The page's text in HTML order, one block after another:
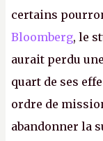
certains
Bloomberg, le
aurait perdu
quart de ses
ordre de
abandonner la